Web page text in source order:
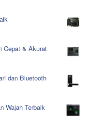
Cepat & Akurat
dan Bluetooth
Wajah Terbaik